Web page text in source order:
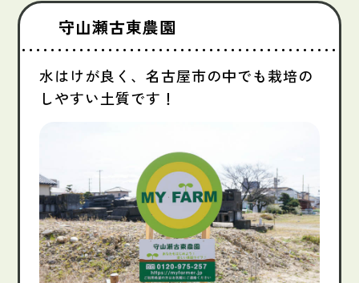
守山瀬古東農園
水はけが良く、名古屋市の中でも栽培の
しやすい土質です！